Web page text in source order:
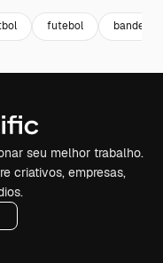
futebol bandeira
seu melhor trabalho.
criativos, empresas,